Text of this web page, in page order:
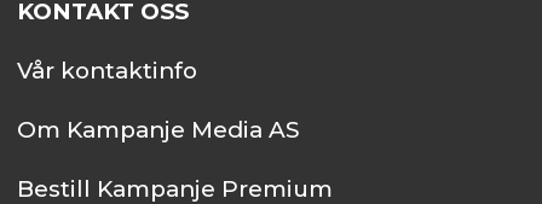
KONTAKT OSS
Vår kontaktinfo
Om Kampanje Media AS
Bestill Kampanje Premium